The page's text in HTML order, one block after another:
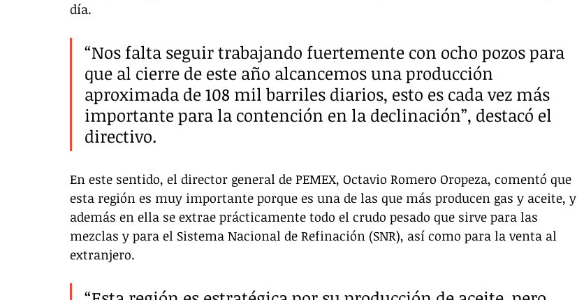
día.
“Nos falta seguir trabajando fuertemente con ocho pozos para
que al cierre de este año alcancemos una producción
aproximada de 108 mil barriles diarios, esto es cada vez más
importante para la contención en la declinación”, destacó el
directivo.
En este sentido, el director general de PEMEX, Octavio Romero Oropeza, comentó que
esta región es muy importante porque es una de las que más producen gas y aceite, y
además en ella se extrae prácticamente todo el crudo pesado que sirve para las
mezclas y para el Sistema Nacional de Refinación (SNR), así como para la venta al
extranjero.